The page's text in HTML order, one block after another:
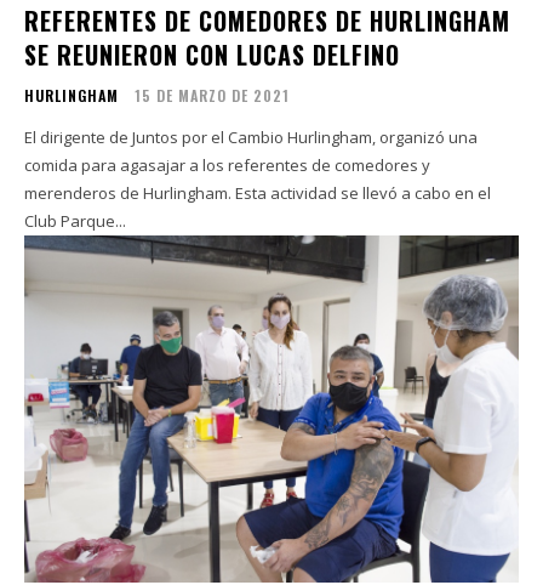
REFERENTES DE COMEDORES DE HURLINGHAM
SE REUNIERON CON LUCAS DELFINO
HURLINGHAM 15 DE MARZO DE 2021
El dirigente de Juntos por el Cambio Hurlingham, organizó una
comida para agasajar a los referentes de comedores y
merenderos de Hurlingham. Esta actividad se llevó a cabo en el
Club Parque...